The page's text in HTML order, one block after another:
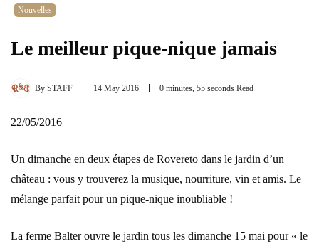
Nouvelles
Le meilleur pique-nique jamais
By STAFF 14 May 2016 0 minutes, 55 seconds Read
22/05/2016
Un dimanche en deux étapes de Rovereto dans le jardin d’un
château : vous y trouverez la musique, nourriture, vin et amis. Le
mélange parfait pour un pique-nique inoubliable !
La ferme Balter ouvre le jardin tous les dimanche 15 mai pour « le